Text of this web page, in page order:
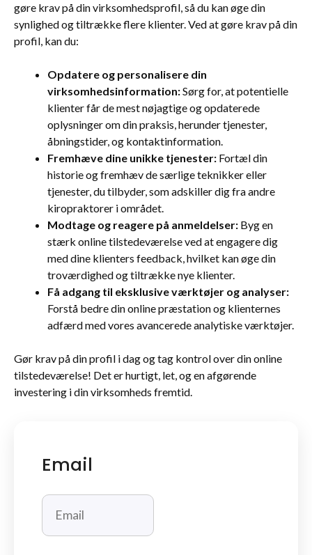
gøre krav på din virksomhedsprofil, så du kan øge din
synlighed og tiltrække flere klienter. Ved at gøre krav på din
profil, kan du:
Opdatere og personalisere din
virksomhedsinformation:Sørg for, at potentielle
klienter får de mest nøjagtige og opdaterede
oplysninger om din praksis, herunder tjenester,
åbningstider, og kontaktinformation.
Fremhæve dine unikke tjenester: Fortæl din
historie og fremhæv de særlige teknikker eller
tjenester, du tilbyder, som adskiller dig fra andre
kiropraktorer i området.
Modtage og reagere på anmeldelser: Byg en
stærk online tilstedeværelse ved at engagere dig
med dine klienters feedback, hvilket kan øge din
troværdighed og tiltrække nye klienter.
Få adgang til eksklusive værktøjer og analyser:
Forstå bedre din online præstation og klienternes
adfærd med vores avancerede analytiske værktøjer.
Gør krav på din profil i dag og tag kontrol over din online
tilstedeværelse! Det er hurtigt, let, og en afgørende
investering i din virksomheds fremtid.
Email